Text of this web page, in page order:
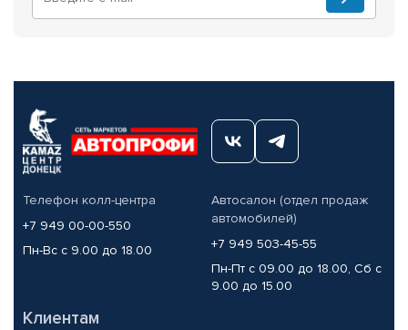
Телефон колл-центра
+7 949 00-00-550
Пн-Вс с 9.00 до 18.00
Автосалон (отдел продаж
автомобилей)
+7 949 503-45-55
Пн-Пт с 09.00 до 18.00, Сб с
9.00 до 15.00
Клиентам